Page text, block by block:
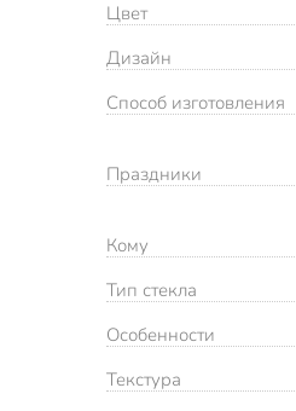
Цвет
Дизайн
Способ изготовления
Праздники
Кому
Тип стекла
Особенности
Текстура